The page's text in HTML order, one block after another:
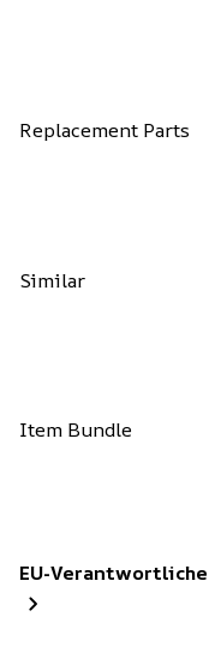
Replacement Parts
Similar
Item Bundle
EU-